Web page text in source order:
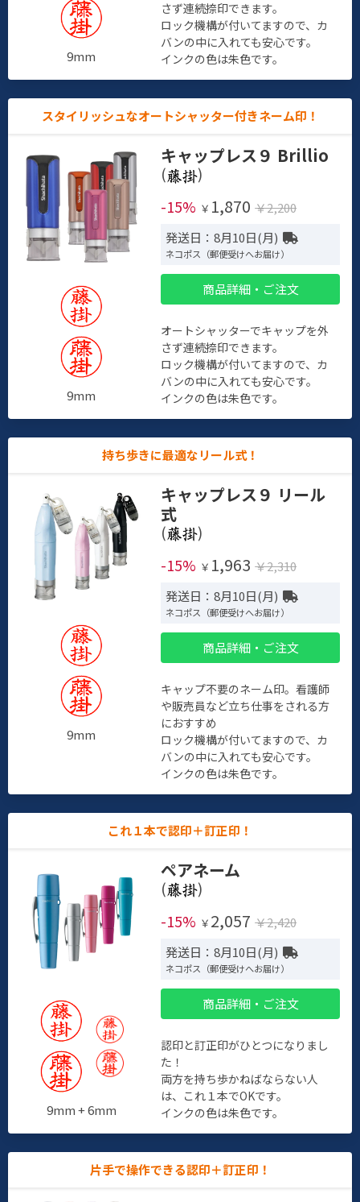
9mm
さず連続捺印できます。
ロック機構が付いてますので、カ
バンの中に入れても安心です。
インクの色は朱色です。
スタイリッシュなオートシャッター付きネーム印！
9mm
キャップレス９ Brillio
(
)
-15% ￥ 1,870 ￥2,200
発送日：8月10日(月)
ネコポス（郵便受けへお届け）
商品詳細・ご注文
オートシャッターでキャップを外
さず連続捺印できます。
ロック機構が付いてますので、カ
バンの中に入れても安心です。
インクの色は朱色です。
持ち歩きに最適なリール式！
9mm
キャップレス９ リール
式
(
)
-15% ￥ 1,963 ￥2,310
発送日：8月10日(月)
ネコポス（郵便受けへお届け）
商品詳細・ご注文
キャップ不要のネーム印。看護師
や販売員など立ち仕事をされる方
におすすめ
ロック機構が付いてますので、カ
バンの中に入れても安心です。
インクの色は朱色です。
これ１本で認印＋訂正印！
9mm + 6mm
ペアネーム
(
)
-15% ￥ 2,057 ￥2,420
発送日：8月10日(月)
ネコポス（郵便受けへお届け）
商品詳細・ご注文
認印と訂正印がひとつになりまし
た！
両方を持ち歩かねばならない人
は、これ１本でOKです。
インクの色は朱色です。
片手で操作できる認印＋訂正印！